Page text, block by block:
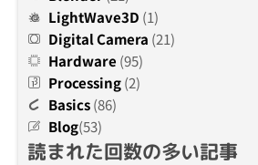
LightWave3D (1)
Digital Camera (21)
Hardware (95)
Processing(2)
Basics(86)
Blog(53)
読まれた回数の多い記事